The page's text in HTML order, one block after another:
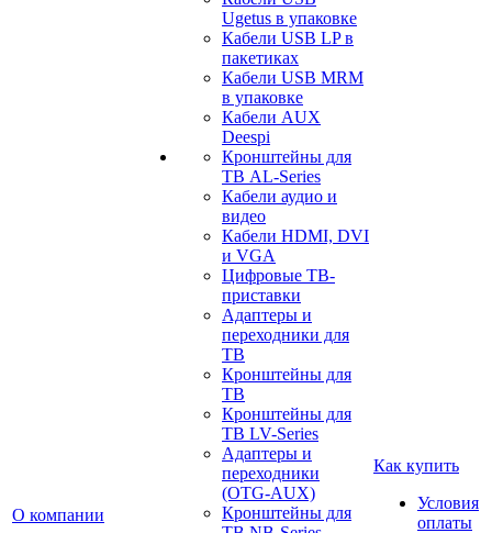
О компании
Ugetus в упаковке
Кабели USB LP в
пакетиках
Кабели USB MRM
в упаковке
Кабели AUX
Deespi
Кронштейны для
ТВ AL-Series
Кабели аудио и
видео
Кабели HDMI, DVI
и VGA
Цифровые ТВ-
приставки
Адаптеры и
переходники для
ТВ
Кронштейны для
ТВ
Кронштейны для
ТВ LV-Series
Адаптеры и
переходники
(OTG-AUX)
Кронштейны для
Как купить
Условия
оплаты